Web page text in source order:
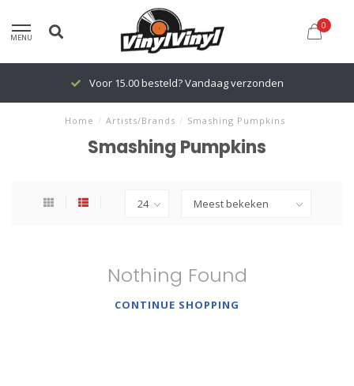
MENU
0
Voor 15.00 besteld? Vandaag verzonden
Home / Artists/Brands / Smashing Pumpkins
Smashing Pumpkins
Nothing Found
CONTINUE SHOPPING